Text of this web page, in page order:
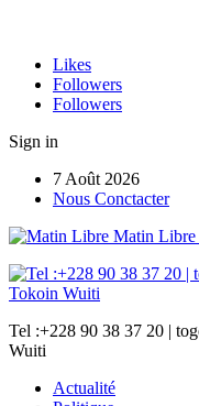
Likes
Followers
Followers
Sign in
7 Août 2026
Nous Conctacter
Matin Libre
Tel :+228 90 38 37 20 |
Wuiti
Actualité